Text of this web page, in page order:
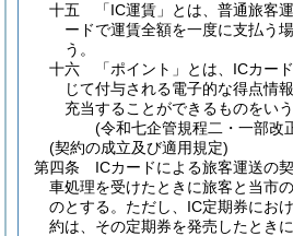
十五
「IC運賃」とは、普通旅客
ードで運賃全額を一度に支払う
う。
十六
「ポイント」とは、ICカー
じて付与される電子的な得点情
充当することができるものをいう
(令和七企管規程二・一部改
(契約の成立及び適用規定)
第四条
ICカードによる旅客運送の
車処理を受けたときに旅客と当市
のとする。 ただし、IC定期券にお
約は、その定期券を発売したとき